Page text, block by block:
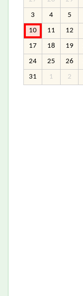
3 4 5
10 11 12
17 18 19
24 25 26
31 1 2